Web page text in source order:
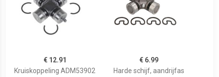
€ 12.91
Kruiskoppeling ADM53902
€ 6.99
Harde schijf, aandrijfas